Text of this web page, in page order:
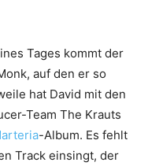
Tages kommt der
auf den er so
hat David mit den
Team The Krauts
-Album. Es fehlt
Track einsingt, der